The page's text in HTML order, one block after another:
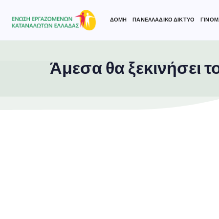
ΔΟΜΗ ΠΑΝΕΛΛΑΔΙΚΟ ΔΙΚΤΥΟ
Άμεσα θα ξεκινήσει
Type and hit enter